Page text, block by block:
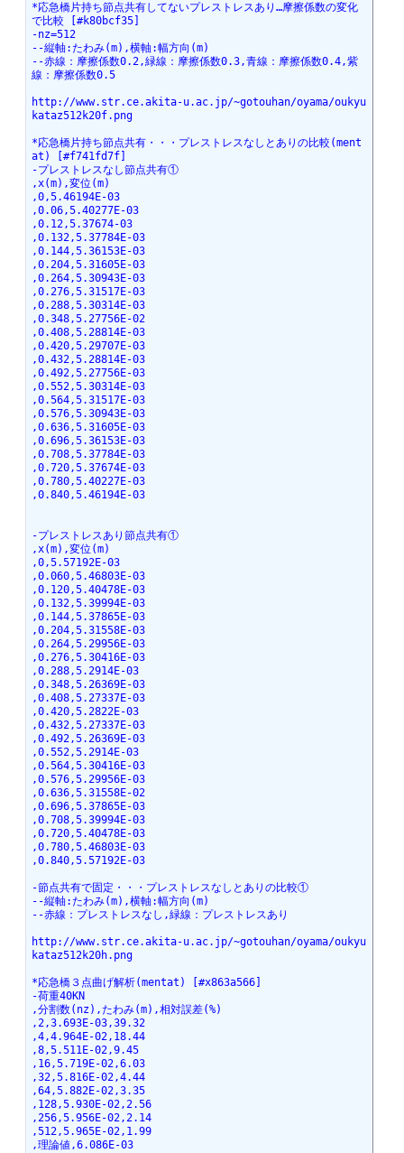
*応急橋片持ち節点共有してないプレストレスあり…摩擦係数の変化
で比較 [#k80bcf35]
-nz=512
--縦軸:たわみ(m),横軸:幅方向(m)
--赤線：摩擦係数0.2,緑線：摩擦係数0.3,青線：摩擦係数0.4,紫
線：摩擦係数0.5
http://www.str.ce.akita-u.ac.jp/~gotouhan/oyama/oukyu
kataz512k20f.png
*応急橋片持ち節点共有・・・プレストレスなしとありの比較(ment
at) [#f741fd7f]
-プレストレスなし節点共有①
,x(m),変位(m)
,0,5.46194E-03
,0.06,5.40277E-03
,0.12,5.37674-03
,0.132,5.37784E-03
,0.144,5.36153E-03
,0.204,5.31605E-03
,0.264,5.30943E-03
,0.276,5.31517E-03
,0.288,5.30314E-03
,0.348,5.27756E-02
,0.408,5.28814E-03
,0.420,5.29707E-03
,0.432,5.28814E-03
,0.492,5.27756E-03
,0.552,5.30314E-03
,0.564,5.31517E-03
,0.576,5.30943E-03
,0.636,5.31605E-03
,0.696,5.36153E-03
,0.708,5.37784E-03
,0.720,5.37674E-03
,0.780,5.40227E-03
,0.840,5.46194E-03
-プレストレスあり節点共有①
,x(m),変位(m)
,0,5.57192E-03
,0.060,5.46803E-03
,0.120,5.40478E-03
,0.132,5.39994E-03
,0.144,5.37865E-03
,0.204,5.31558E-03
,0.264,5.29956E-03
,0.276,5.30416E-03
,0.288,5.2914E-03
,0.348,5.26369E-03
,0.408,5.27337E-03
,0.420,5.2822E-03
,0.432,5.27337E-03
,0.492,5.26369E-03
,0.552,5.2914E-03
,0.564,5.30416E-03
,0.576,5.29956E-03
,0.636,5.31558E-02
,0.696,5.37865E-03
,0.708,5.39994E-03
,0.720,5.40478E-03
,0.780,5.46803E-03
,0.840,5.57192E-03
-節点共有で固定・・・プレストレスなしとありの比較①
--縦軸:たわみ(m),横軸:幅方向(m)
--赤線：プレストレスなし,緑線：プレストレスあり
http://www.str.ce.akita-u.ac.jp/~gotouhan/oyama/oukyu
kataz512k20h.png
*応急橋３点曲げ解析(mentat) [#x863a566]
-荷重40KN
,分割数(nz),たわみ(m),相対誤差(%)
,2,3.693E-03,39.32
,4,4.964E-02,18.44
,8,5.511E-02,9.45
,16,5.719E-02,6.03
,32,5.816E-02,4.44
,64,5.882E-02,3.35
,128,5.930E-02,2.56
,256,5.956E-02,2.14
,512,5.965E-02,1.99
,理論値,6.086E-03